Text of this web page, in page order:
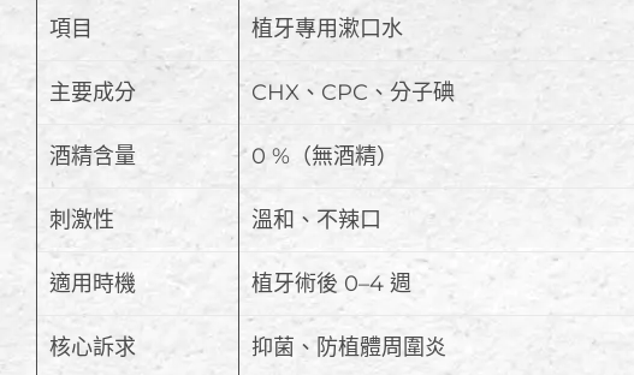
項目 植牙專用漱口水
主要成分 CHX、CPC、分子碘
酒精含量 0 %（無酒精）
刺激性 溫和、不辣口
適用時機 植牙術後 0–4 週
核心訴求 抑菌、防植體周圍炎